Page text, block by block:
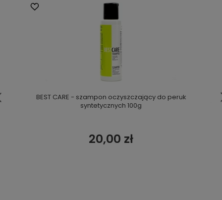
BEST CARE - szampon oczyszczający do peruk
syntetycznych 100g
20,00 zł